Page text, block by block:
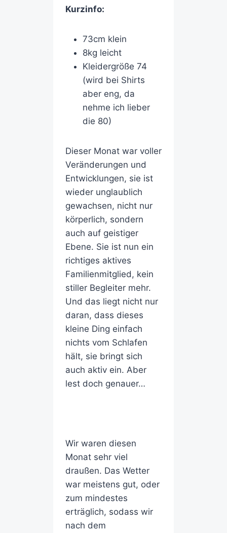
Kurzinfo:
73cm klein
8kg leicht
Kleidergröße 74
(wird bei Shirts
aber eng, da
nehme ich lieber
die 80)
Dieser Monat war voller
Veränderungen und
Entwicklungen, sie ist
wieder unglaublich
gewachsen, nicht nur
körperlich, sondern
auch auf geistiger
Ebene. Sie ist nun ein
richtiges aktives
Familienmitglied, kein
stiller Begleiter mehr.
Und das liegt nicht nur
daran, dass dieses
kleine Ding einfach
nichts vom Schlafen
hält, sie bringt sich
auch aktiv ein. Aber
lest doch genauer…
Wir waren diesen
Monat sehr viel
draußen. Das Wetter
war meistens gut, oder
zum mindestes
erträglich, sodass wir
nach dem